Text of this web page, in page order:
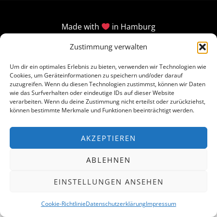
Zustimmung verwalten
Um dir ein optimales Erlebnis zu bieten, verwenden wir Technologien wie
Cookies, um Geräteinformationen zu speichern und/oder darauf
zuzugreifen. Wenn du diesen Technologien zustimmst, können wir Daten
wie das Surfverhalten oder eindeutige IDs auf dieser Website
verarbeiten. Wenn du deine Zustimmung nicht erteilst oder zurückziehst,
können bestimmte Merkmale und Funktionen beeinträchtigt werden.
AKZEPTIEREN
ABLEHNEN
EINSTELLUNGEN ANSEHEN
Cookie-RichtlinieDatenschutzerklärungImpressum
Made with in Hamburg